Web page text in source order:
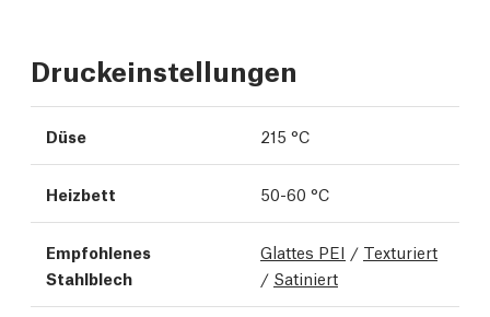
Druckeinstellungen
Düse 215 °C
Heizbett 50-60 °C
Empfohlenes
Stahlblech
Glattes PEI / Texturiert
/ Satiniert